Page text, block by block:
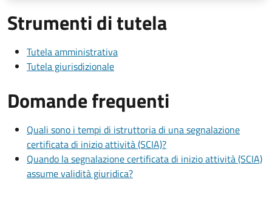
Strumenti di tutela
Tutela amministrativa
Tutela giurisdizionale
Domande frequenti
Quali sono i tempi di istruttoria di una segnalazione
certificata di inizio attività (SCIA)?
Quando la segnalazione certificata di inizio attività (SCIA)
assume validità giuridica?